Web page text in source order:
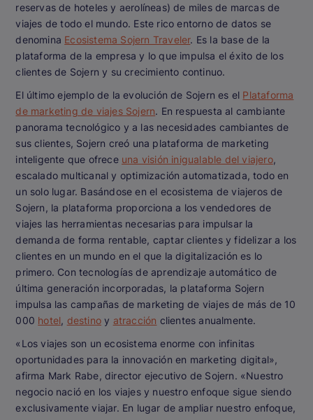
reservas de hoteles y aerolíneas) de miles de marcas de
viajes de todo el mundo. Este rico entorno de datos se
denomina Ecosistema Sojern Traveler. Es la base de la
plataforma de la empresa y lo que impulsa el éxito de los
clientes de Sojern y su crecimiento continuo.
El último ejemplo de la evolución de Sojern es el Plataforma
de marketing de viajes Sojern. En respuesta al cambiante
panorama tecnológico y a las necesidades cambiantes de
sus clientes, Sojern creó una plataforma de marketing
inteligente que ofrece una visión inigualable del viajero,
escalado multicanal y optimización automatizada, todo en
un solo lugar. Basándose en el ecosistema de viajeros de
Sojern, la plataforma proporciona a los vendedores de
viajes las herramientas necesarias para impulsar la
demanda de forma rentable, captar clientes y fidelizar a los
clientes en un mundo en el que la digitalización es lo
primero. Con tecnologías de aprendizaje automático de
última generación incorporadas, la plataforma Sojern
impulsa las campañas de marketing de viajes de más de 10
000 hotel, destino y atracción clientes anualmente.
«Los viajes son un ecosistema enorme con infinitas
oportunidades para la innovación en marketing digital»,
afirma Mark Rabe, director ejecutivo de Sojern. «Nuestro
negocio nació en los viajes y nuestro enfoque sigue siendo
exclusivamente viajar. En lugar de ampliar nuestro enfoque,